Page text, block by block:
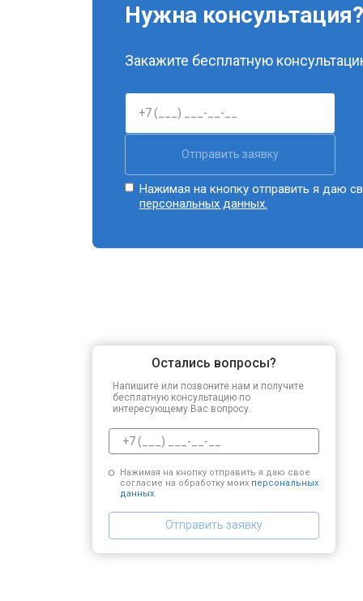
Нужна консультация?
Закажите бесплатную
Отправить заявку
Нажимая на кнопку отправить я даю
персональных данных.
Остались вопросы?
Напишите или позвоните нам и получите
бесплатную консультацию по
интересующему Вас вопросу.
Нажимая на кнопку отправить я даю свое
согласие на обработку моих персональных
данных.
Отправить заявку